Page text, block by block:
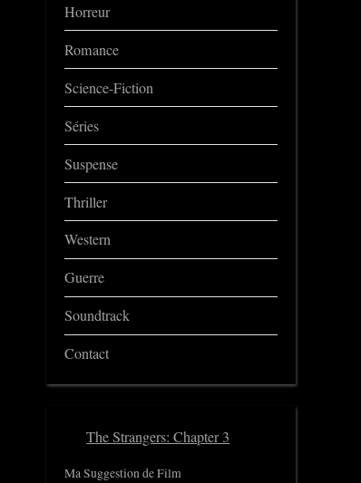
Horreur
Romance
Science-Fiction
Séries
Suspense
Thriller
Western
Guerre
Soundtrack
Contact
The Strangers: Chapter 3
Ma Suggestion de Film